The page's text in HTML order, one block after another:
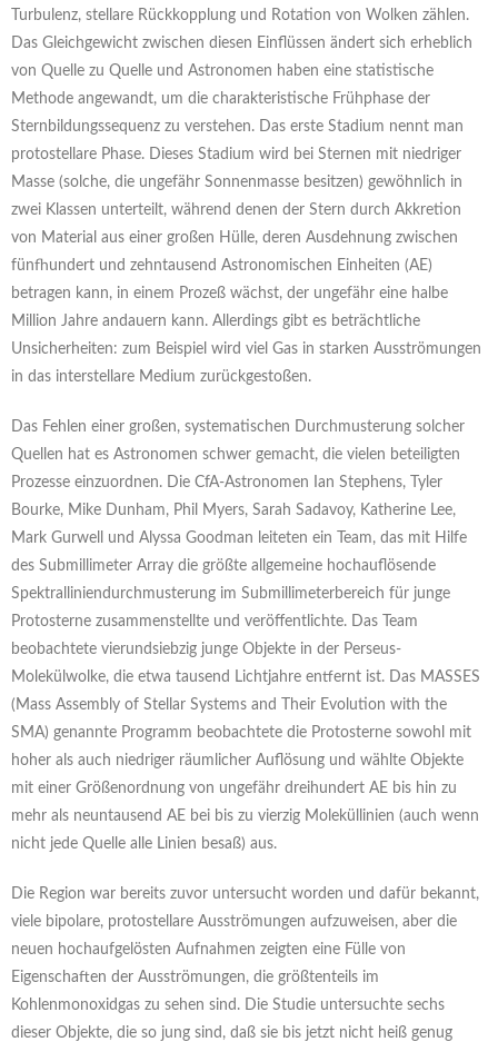
Turbulenz, stellare Rückkopplung und Rotation von Wolken zählen.
Das Gleichgewicht zwischen diesen Einflüssen ändert sich erheblich
von Quelle zu Quelle und Astronomen haben eine statistische
Methode angewandt, um die charakteristische Frühphase der
Sternbildungssequenz zu verstehen. Das erste Stadium nennt man
protostellare Phase. Dieses Stadium wird bei Sternen mit niedriger
Masse (solche, die ungefähr Sonnenmasse besitzen) gewöhnlich in
zwei Klassen unterteilt, während denen der Stern durch Akkretion
von Material aus einer großen Hülle, deren Ausdehnung zwischen
fünfhundert und zehntausend Astronomischen Einheiten (AE)
betragen kann, in einem Prozeß wächst, der ungefähr eine halbe
Million Jahre andauern kann. Allerdings gibt es beträchtliche
Unsicherheiten: zum Beispiel wird viel Gas in starken Ausströmungen
in das interstellare Medium zurückgestoßen.
Das Fehlen einer großen, systematischen Durchmusterung solcher
Quellen hat es Astronomen schwer gemacht, die vielen beteiligten
Prozesse einzuordnen. Die CfA-Astronomen Ian Stephens, Tyler
Bourke, Mike Dunham, Phil Myers, Sarah Sadavoy, Katherine Lee,
Mark Gurwell und Alyssa Goodman leiteten ein Team, das mit Hilfe
des Submillimeter Array die größte allgemeine hochauflösende
Spektralliniendurchmusterung im Submillimeterbereich für junge
Protosterne zusammenstellte und veröffentlichte. Das Team
beobachtete vierundsiebzig junge Objekte in der Perseus-
Molekülwolke, die etwa tausend Lichtjahre entfernt ist. Das MASSES
(Mass Assembly of Stellar Systems and Their Evolution with the
SMA) genannte Programm beobachtete die Protosterne sowohl mit
hoher als auch niedriger räumlicher Auflösung und wählte Objekte
mit einer Größenordnung von ungefähr dreihundert AE bis hin zu
mehr als neuntausend AE bei bis zu vierzig Moleküllinien (auch wenn
nicht jede Quelle alle Linien besaß) aus.
Die Region war bereits zuvor untersucht worden und dafür bekannt,
viele bipolare, protostellare Ausströmungen aufzuweisen, aber die
neuen hochaufgelösten Aufnahmen zeigten eine Fülle von
Eigenschaften der Ausströmungen, die größtenteils im
Kohlenmonoxidgas zu sehen sind. Die Studie untersuchte sechs
dieser Objekte, die so jung sind, daß sie bis jetzt nicht heiß genug